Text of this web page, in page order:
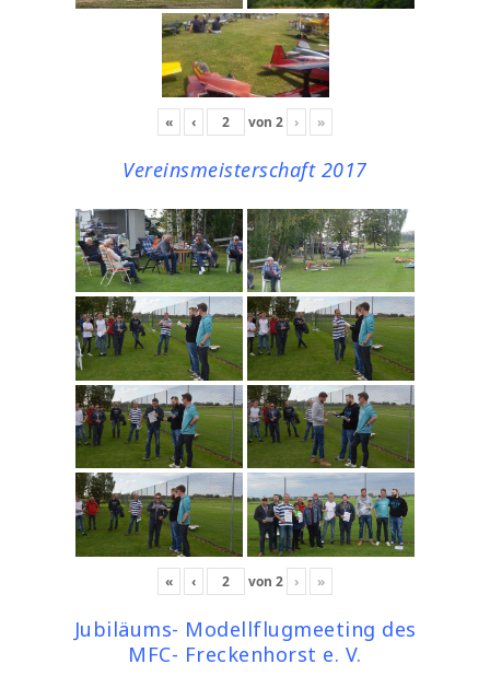
« ‹ von 2 › »
Vereinsmeisterschaft 2017
« ‹ von 2 › »
Jubiläums- Modellflugmeeting des
MFC- Freckenhorst e. V.